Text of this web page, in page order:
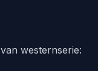
westernserie: